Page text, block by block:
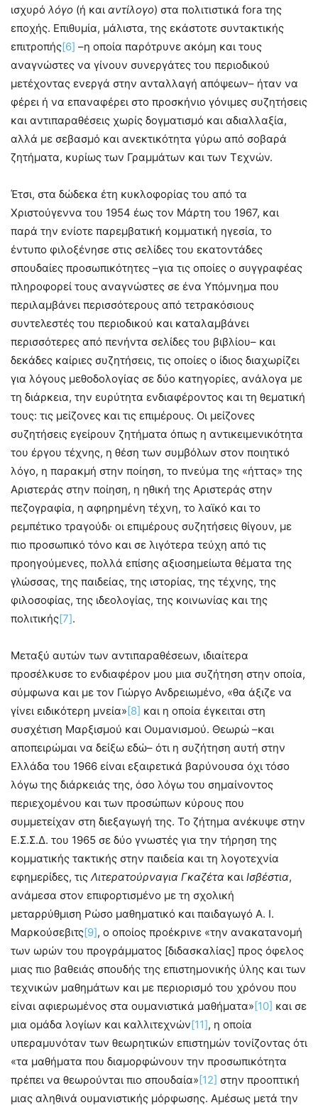
ισχυρό λόγο (ή και αντίλογο) στα πολιτιστικά fora της
εποχής. Επιθυμία, μάλιστα, της εκάστοτε συντακτικής
επιτροπής[6] –η οποία παρότρυνε ακόμη και τους
αναγνώστες να γίνουν συνεργάτες του περιοδικού
μετέχοντας ενεργά στην ανταλλαγή απόψεων– ήταν να
φέρει ή να επαναφέρει στο προσκήνιο γόνιμες συζητήσεις
και αντιπαραθέσεις χωρίς δογματισμό και αδιαλλαξία,
αλλά με σεβασμό και ανεκτικότητα γύρω από σοβαρά
ζητήματα, κυρίως των Γραμμάτων και των Τεχνών.
Έτσι, στα δώδεκα έτη κυκλοφορίας του από τα
Χριστούγεννα του 1954 έως τον Μάρτη του 1967, και
παρά την ενίοτε παρεμβατική κομματική ηγεσία, το
έντυπο φιλοξένησε στις σελίδες του εκατοντάδες
σπουδαίες προσωπικότητες –για τις οποίες ο συγγραφέας
πληροφορεί τους αναγνώστες σε ένα Υπόμνημα που
περιλαμβάνει περισσότερους από τετρακόσιους
συντελεστές του περιοδικού και καταλαμβάνει
περισσότερες από πενήντα σελίδες του βιβλίου– και
δεκάδες καίριες συζητήσεις, τις οποίες ο ίδιος διαχωρίζει
για λόγους μεθοδολογίας σε δύο κατηγορίες, ανάλογα με
τη διάρκεια, την ευρύτητα ενδιαφέροντος και τη θεματική
τους: τις μείζονες και τις επιμέρους. Οι μείζονες
συζητήσεις εγείρουν ζητήματα όπως η αντικειμενικότητα
του έργου τέχνης, η θέση των συμβόλων στον ποιητικό
λόγο, η παρακμή στην ποίηση, το πνεύμα της «ήττας» της
Αριστεράς στην ποίηση, η ηθική της Αριστεράς στην
πεζογραφία, η αφηρημένη τέχνη, το λαϊκό και το
ρεμπέτικο τραγούδι· οι επιμέρους συζητήσεις θίγουν, με
πιο προσωπικό τόνο και σε λιγότερα τεύχη από τις
προηγούμενες, πολλά επίσης αξιοσημείωτα θέματα της
γλώσσας, της παιδείας, της ιστορίας, της τέχνης, της
φιλοσοφίας, της ιδεολογίας, της κοινωνίας και της
πολιτικής[7].
Μεταξύ αυτών των αντιπαραθέσεων, ιδιαίτερα
προσέλκυσε το ενδιαφέρον μου μια συζήτηση στην οποία,
σύμφωνα και με τον Γιώργο Ανδρειωμένο, «θα άξιζε να
γίνει ειδικότερη μνεία»[8] και η οποία έγκειται στη
συσχέτιση Μαρξισμού και Ουμανισμού. Θεωρώ –και
αποπειρώμαι να δείξω εδώ– ότι η συζήτηση αυτή στην
Ελλάδα του 1966 είναι εξαιρετικά βαρύνουσα όχι τόσο
λόγω της διάρκειάς της, όσο λόγω του σημαίνοντος
περιεχομένου και των προσώπων κύρους που
συμμετείχαν στη διεξαγωγή της. Το ζήτημα ανέκυψε στην
Ε.Σ.Σ.Δ. του 1965 σε δύο γνωστές για την τήρηση της
κομματικής τακτικής στην παιδεία και τη λογοτεχνία
εφημερίδες, τις Λιτερατούρναγια Γκαζέτα και Ισβέστια,
ανάμεσα στον επιφορτισμένο με τη σχολική
μεταρρύθμιση Ρώσο μαθηματικό και παιδαγωγό Α. Ι.
Μαρκούσεβιτς[9], ο οποίος προέκρινε «την ανακατανομή
των ωρών του προγράμματος [διδασκαλίας] προς όφελος
μιας πιο βαθειάς σπουδής της επιστημονικής ύλης και των
τεχνικών μαθημάτων και με περιορισμό του χρόνου που
είναι αφιερωμένος στα ουμανιστικά μαθήματα»[10] και σε
μια ομάδα λογίων και καλλιτεχνών[11], η οποία
υπεραμυνόταν των θεωρητικών επιστημών τονίζοντας ότι
«τα μαθήματα που διαμορφώνουν την προσωπικότητα
πρέπει να θεωρούνται πιο σπουδαία»[12] στην προοπτική
μιας αληθινά ουμανιστικής μόρφωσης. Αμέσως μετά την